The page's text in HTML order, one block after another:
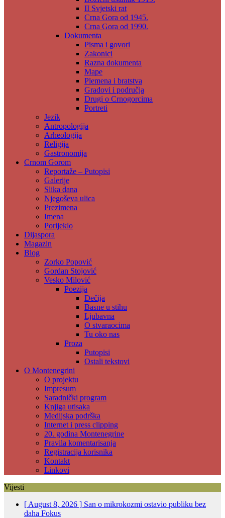
II Svjetski rat
Crna Gora od 1945.
Crna Gora od 1990.
Dokumenta
Pisma i govori
Zakonici
Razna dokumenta
Mape
Plemena i bratstva
Gradovi i područja
Drugi o Crnogorcima
Portreti
Jezik
Antropologija
Arheologija
Religija
Gastronomija
Crnom Gorom
Reportaže – Putopisi
Galerije
Slika dana
Njegoševa ulica
Prezimena
Imena
Porijeklo
Dijaspora
Magazin
Blog
Zorko Popović
Gordan Stojović
Vesko Milović
Poezija
Đečija
Basne u stihu
Ljubavna
O stvaraocima
Tu oko nas
Proza
Putopisi
Ostali tekstovi
O Montenegrini
O projektu
Impresum
Saradnički program
Knjiga utisaka
Medijska podrška
Internet i press clipping
20. godina Montenegrine
Pravila komentarisanja
Registracija korisnika
Kontakt
Linkovi
Vijesti
[ August 8, 2026 ] San o mikrokozmi ostavio publiku bez
daha Fokus